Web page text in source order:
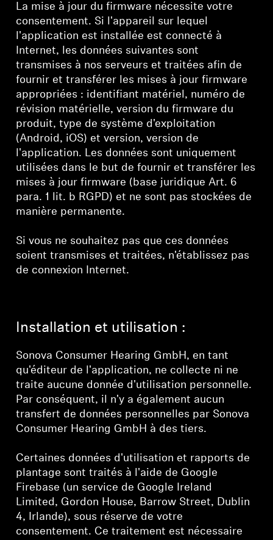
La mise à jour du firmware nécessite votre
consentement. Si l'appareil sur lequel
l'application est installée est connecté à
Internet, les données suivantes sont
transmises à nos serveurs et traitées afin de
fournir et transférer les mises à jour firmware
appropriées : identifiant matériel, numéro de
révision matérielle, version du firmware du
produit, type de système d'exploitation
(Android, iOS) et version, version de
l'application. Les données sont uniquement
utilisées dans le but de fournir et transférer les
mises à jour firmware (base juridique Art. 6
para. 1 lit. b RGPD) et ne sont pas stockées de
manière permanente.
Si vous ne souhaitez pas que ces données
soient transmises et traitées, n'établissez pas
de connexion Internet.
Installation et utilisation :
Sonova Consumer Hearing GmbH, en tant
qu'éditeur de l'application, ne collecte ni ne
traite aucune donnée d'utilisation personnelle.
Par conséquent, il n'y a également aucun
transfert de données personnelles par Sonova
Consumer Hearing GmbH à des tiers.
Certaines données d'utilisation et rapports de
plantage sont traités à l'aide de Google
Firebase (un service de Google Ireland
Limited, Gordon House, Barrow Street, Dublin
4, Irlande), sous réserve de votre
consentement. Ce traitement est nécessaire